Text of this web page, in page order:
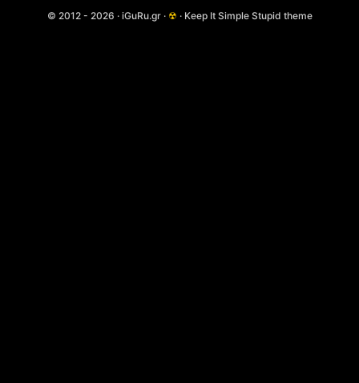
© 2012 - 2026 · iGuRu.gr · ☢ · Keep It Simple Stupid theme